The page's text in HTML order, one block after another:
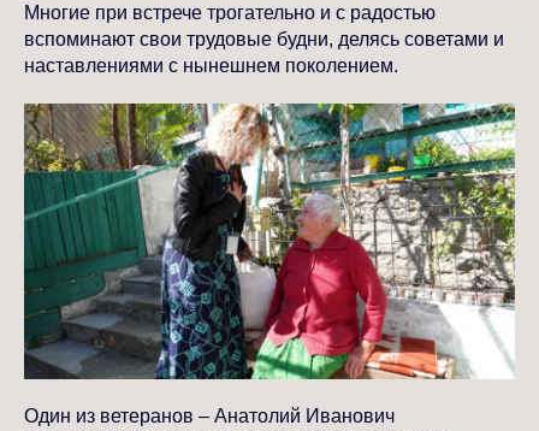
Многие при встрече трогательно и с радостью
вспоминают свои трудовые будни, делясь советами и
наставлениями с нынешнем поколением.
Один из ветеранов – Анатолий Иванович